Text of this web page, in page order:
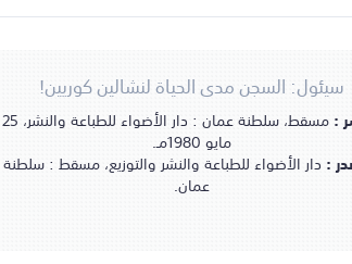
سيئول: السجن مدى الحياة لنشالين كوريين!
: مسقط، سلطنة عمان : دار الأضواء للطباعة والنشر، 25
مايو 1980مـ.
: دار الأضواء للطباعة والنشر والتوزيع، مسقط : سلطنة
عمان.